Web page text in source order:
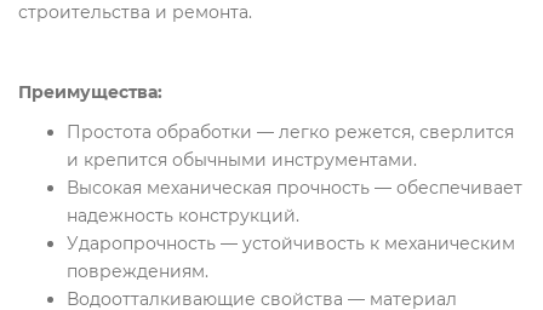
строительства и ремонта.
Преимущества:
Простота обработки — легко режется, сверлится
и крепится обычными инструментами.
Высокая механическая прочность — обеспечивает
надежность конструкций.
Ударопрочность — устойчивость к механическим
повреждениям.
Водоотталкивающие свойства — материал